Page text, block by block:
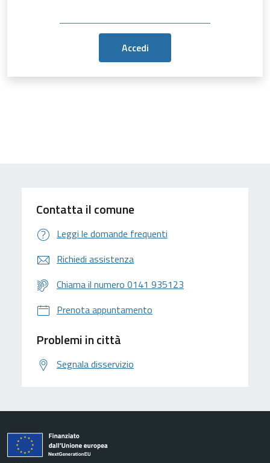
Contatta il comune
Leggi le domande frequenti
Richiedi assistenza
Chiama il numero 0141 935123
Prenota appuntamento
Problemi in città
Segnala disservizio